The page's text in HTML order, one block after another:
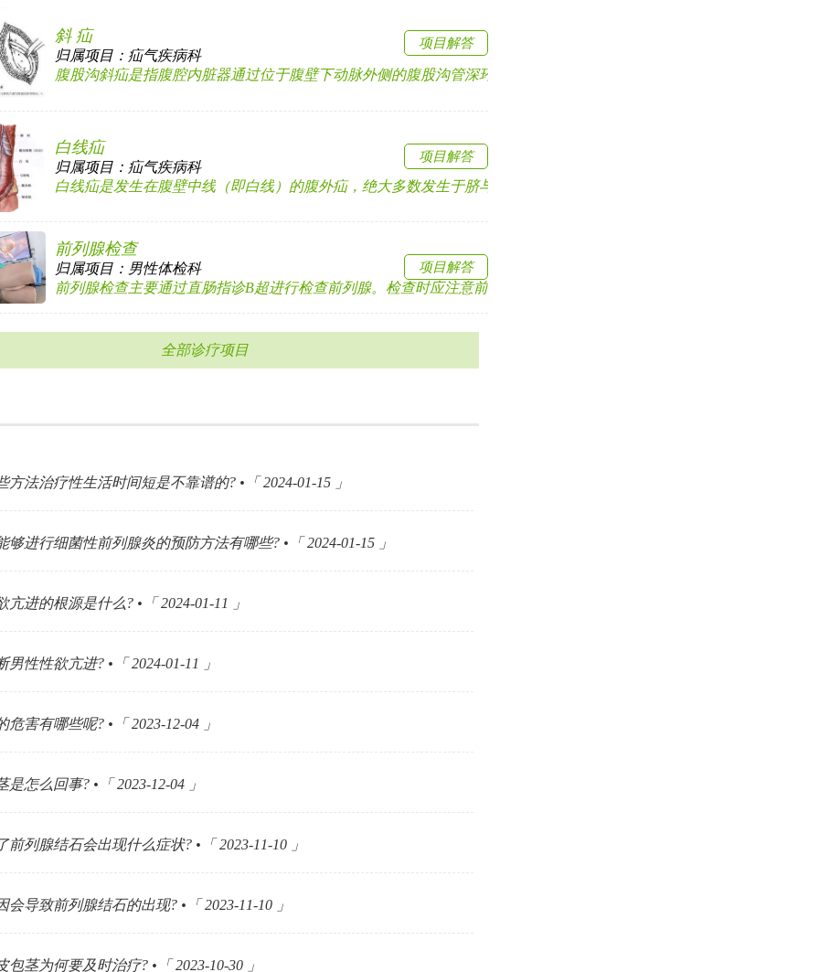
斜 疝
归属项目： 疝气疾病科
腹股沟斜疝是指腹腔内脏器通过位于腹壁下动脉外侧的腹股沟管深环（腹横筋.....
项目解答
白线疝
归属项目： 疝气疾病科
白线疝是发生在腹壁中线（即白线）的腹外疝，绝大多数发生于脐与剑突之间（在两.....
项目解答
前列腺检查
归属项目： 男性体检科
前列腺检查主要通过直肠指诊B超进行检查前列腺。检查时应注意前列腺的.....
项目解答
全部诊疗项目
方法治疗性生活时间短是不靠谱的? •「 2024-01-15 」
够进行细菌性前列腺炎的预防方法有哪些? •「 2024-01-15 」
亢进的根源是什么? •「 2024-01-11 」
男性性欲亢进? •「 2024-01-11 」
危害有哪些呢? •「 2023-12-04 」
是怎么回事? •「 2023-12-04 」
前列腺结石会出现什么症状? •「 2023-11-10 」
会导致前列腺结石的出现? •「 2023-11-10 」
包茎为何要及时治疗? •「 2023-10-30 」